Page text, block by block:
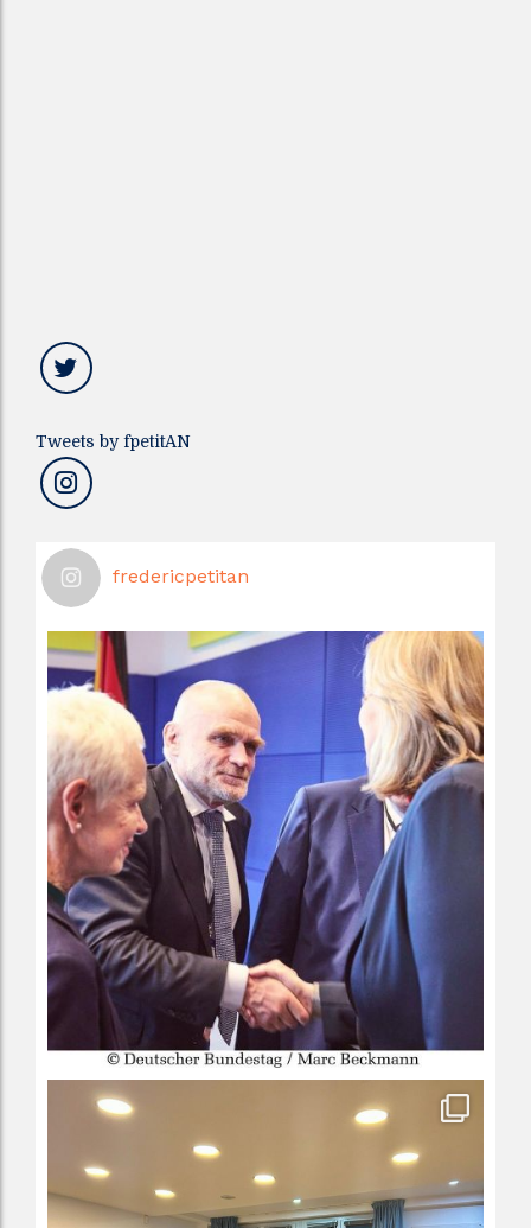
Tweets by fpetitAN
fredericpetitan